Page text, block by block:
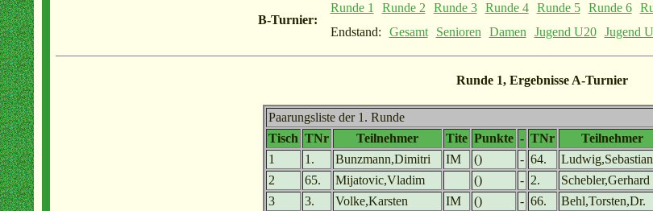
B-Turnier:
Runde 1 Runde 2 Runde 3 Runde 4 Runde 5 Runde 6
Endstand:
Gesamt Senioren Damen Jugend U20 Jugend
Runde 1, Ergebnisse A-Turnier
Paarungsliste der 1. Runde
Tisch TNr Teilnehmer Tite Punkte - TNr Teilnehmer
1
1. Bunzmann,Dimitri IM () - 64. Ludwig,Sebastian
2
65. Mijatovic,Vladim () - 2. Schebler,Gerhard
3
3. Volke,Karsten IM () - 66. Behl,Torsten,Dr.